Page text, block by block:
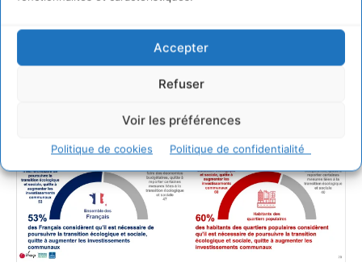
Accepter
Refuser
Voir les préférences
Politique de cookies Politique de confidentialité
retour en arrière sur les politiques de transition déjà
engagées devient donc une ligne rouge !